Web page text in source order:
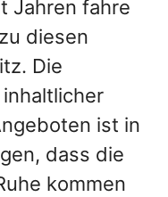
Jahren fahre
diesen
Die
ist in
dass die
kommen